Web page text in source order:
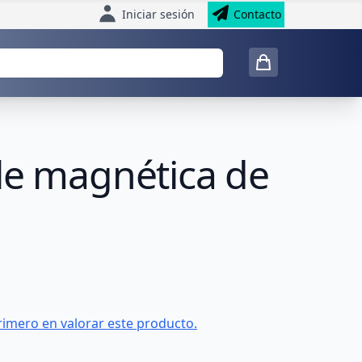
Iniciar sesión Contacto
magnética de
en valorar este producto.